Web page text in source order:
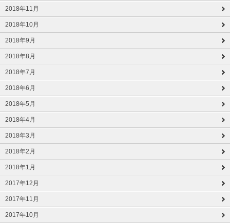
2018年11月
2018年10月
2018年9月
2018年8月
2018年7月
2018年6月
2018年5月
2018年4月
2018年3月
2018年2月
2018年1月
2017年12月
2017年11月
2017年10月